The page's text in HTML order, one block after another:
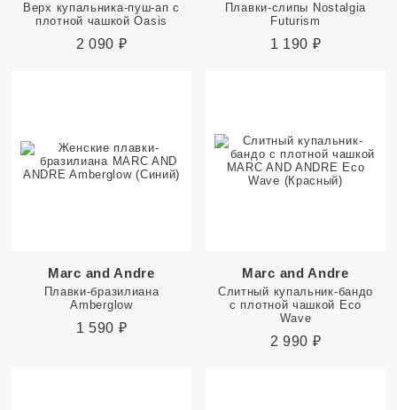
Верх купальника-пуш-ап с
плотной чашкой Oasis
2 090 ₽
Плавки-слипы Nostalgia
Futurism
1 190 ₽
Marc and Andre
Плавки-бразилиана
Amberglow
1 590 ₽
Marc and Andre
Слитный купальник-бандо
с плотной чашкой Eco
Wave
2 990 ₽